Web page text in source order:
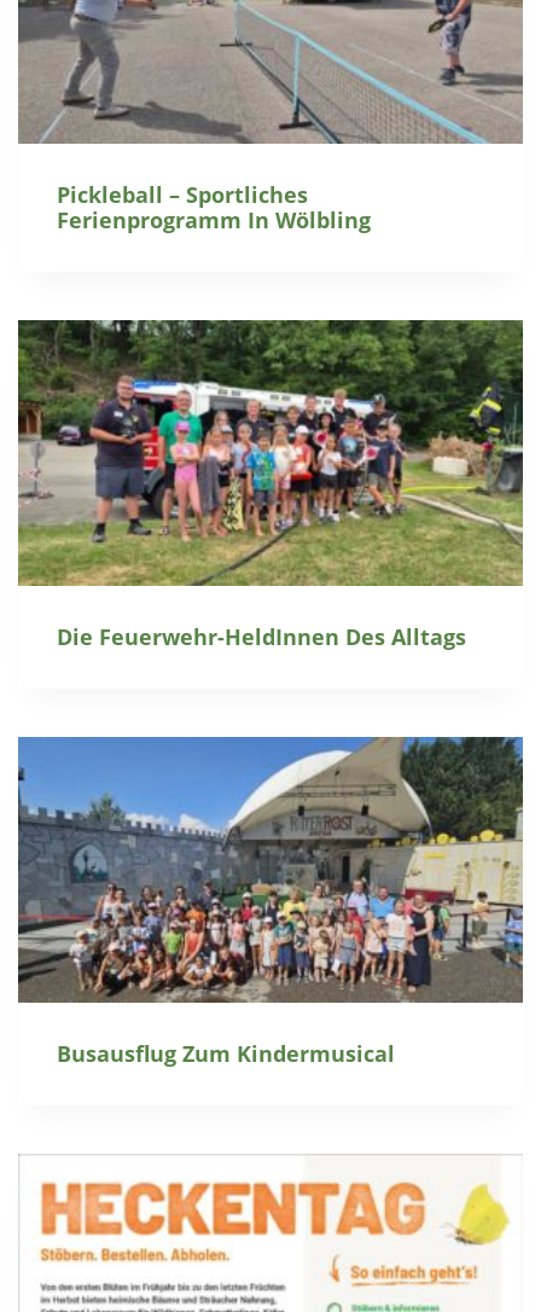
Pickleball – Sportliches
Ferienprogramm In Wölbling
Die Feuerwehr-HeldInnen Des Alltags
Busausflug Zum Kindermusical